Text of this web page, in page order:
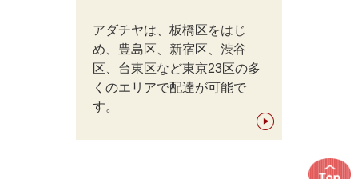
アダチヤは、板橋区をはじ
め、豊島区、新宿区、渋谷
区、台東区など東京23区の多
くのエリアで配達が可能で
す。